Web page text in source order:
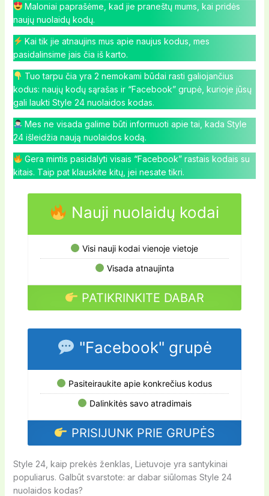
Maloniai paprašėme, kad jie praneštų mums, kai pridės
naujų nuolaidų kodų.
Kai tik jie atnaujins mus apie naujus kodus, mes
pasidalinsime jais čia iš karto.
Tuo tarpu čia yra 2 nemokami būdai rasti galiojančius
kodus: naujų kodų sąrašas ir “Facebook” grupė, kurioje jūsų
gali laukti Style 24 nuolaidos kodas.
Mes ne visada galime būti informuoti apie tai, kada Style
24 išleidžia naują nuolaidos kodą.
Gera mintis pasidalyti visais “Facebook” rastais kodais su
kitais. Taip pat klauskite kitų, jei nesate tikri.
Nauji nuolaidų kodai
Visi nauji kodai vienoje vietoje
Visada atnaujinta
PATIKRINKITE DABAR
"Facebook" grupė
Pasiteiraukite apie konkrečius kodus
Dalinkitės savo atradimais
PRISIJUNK PRIE GRUPĖS
Style 24, kaip prekės ženklas, Lietuvoje yra santykinai
populiarus. Galbūt svarstote: ar dabar siūlomas Style 24
nuolaidos kodas?